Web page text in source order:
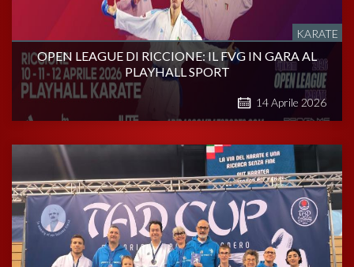
KARATE
OPEN LEAGUE DI RICCIONE: IL FVG IN GARA AL
PLAYHALL SPORT
14Aprile 2026